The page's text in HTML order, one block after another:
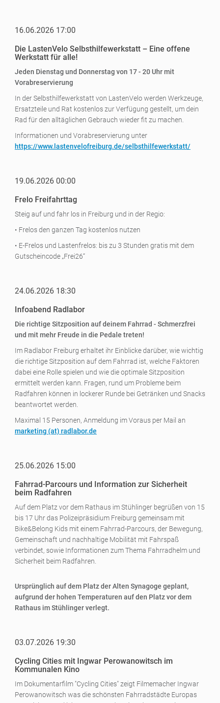
16.06.2026 17:00
Die LastenVelo Selbsthilfewerkstatt – Eine offene
Werkstatt für alle!
Jeden Dienstag und Donnerstag von 17 - 20 Uhr mit
Vorabreservierung
In der Selbsthilfewerkstatt von LastenVelo werden Werkzeuge,
Ersatzteile und Rat kostenlos zur Verfügung gestellt, um dein
Rad für den alltäglichen Gebrauch wieder fit zu machen.
Informationen und Vorabreservierung unter
https://www.lastenvelofreiburg.de/selbsthilfewerkstatt/
19.06.2026 00:00
Frelo Freifahrttag
Steig auf und fahr los in Freiburg und in der Regio:
• Frelos den ganzen Tag kostenlos nutzen
• E-Frelos und Lastenfrelos: bis zu 3 Stunden gratis mit dem
Gutscheincode „Frei26“
24.06.2026 18:30
Infoabend Radlabor
Die richtige Sitzposition auf deinem Fahrrad - Schmerzfrei
und mit mehr Freude in die Pedale treten!
Im Radlabor Freiburg erhaltet ihr Einblicke darüber, wie wichtig
die richtige Sitzposition auf dem Fahrrad ist, welche Faktoren
dabei eine Rolle spielen und wie die optimale Sitzposition
ermittelt werden kann. Fragen, rund um Probleme beim
Radfahren können in lockerer Runde bei Getränken und Snacks
beantwortet werden.
Maximal 15 Personen, Anmeldung im Voraus per Mail an
marketing (at) radlabor.de
25.06.2026 15:00
Fahrrad-Parcours und Information zur Sicherheit
beim Radfahren
Auf dem Platz vor dem Rathaus im Stühlinger begrüßen von 15
bis 17 Uhr das Polizeipräsidium Freiburg gemeinsam mit
Bike&Belong Kids mit einem Fahrrad-Parcours, der Bewegung,
Gemeinschaft und nachhaltige Mobilität mit Fahrspaß
verbindet, sowie Informationen zum Thema Fahrradhelm und
Sicherheit beim Radfahren.
Ursprünglich auf dem Platz der Alten Synagoge geplant,
aufgrund der hohen Temperaturen auf den Platz vor dem
Rathaus im Stühlinger verlegt.
03.07.2026 19:30
Cycling Cities mit Ingwar Perowanowitsch im
Kommunalen Kino
Im Dokumentarfilm "Cycling Cities" zeigt Filmemacher Ingwar
Perowanowitsch was die schönsten Fahrradstädte Europas